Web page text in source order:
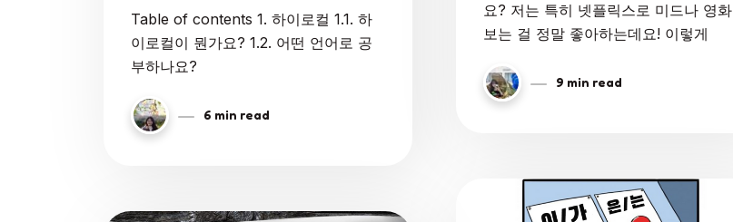
Table of contents 1. 하이로컬 1.1. 하
이로컬이 뭔가요? 1.2. 어떤 언어로 공
부하나요?
6 min read
요? 저는 특히 넷플릭스로 미드나 영화
보는 걸 정말 좋아하는데요! 이렇게
9 min read